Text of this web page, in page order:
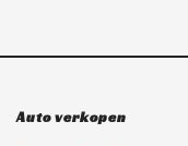
verkopen van
zonder APK
Auto verkopen